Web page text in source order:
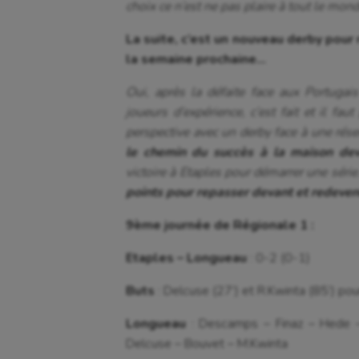
choix ce n’est ne pas plaire à tout le
La suite, c’est un nouveau derby
la semaine prochaine…
Oui, après la défaite face aux
joueurs d’expérience, c’est fait et il
perspective avec un derby face à une
le chemin du succès à la maison
victoire à Etaples pour démarrer une série.
points pour repasser devant et
9ème journée de Régionale 1 :
Etaples – Longueau
Buts
: Delcuse (27’) et R.Kwinta (85’)
Longueau
: Descamps – Finaz –
Delcuse – Bouvet – M.Kwinta